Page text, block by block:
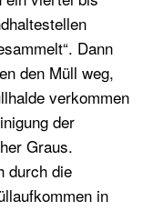
Dann
den Müll weg,
verkommen
der
Graus.
durch die
in